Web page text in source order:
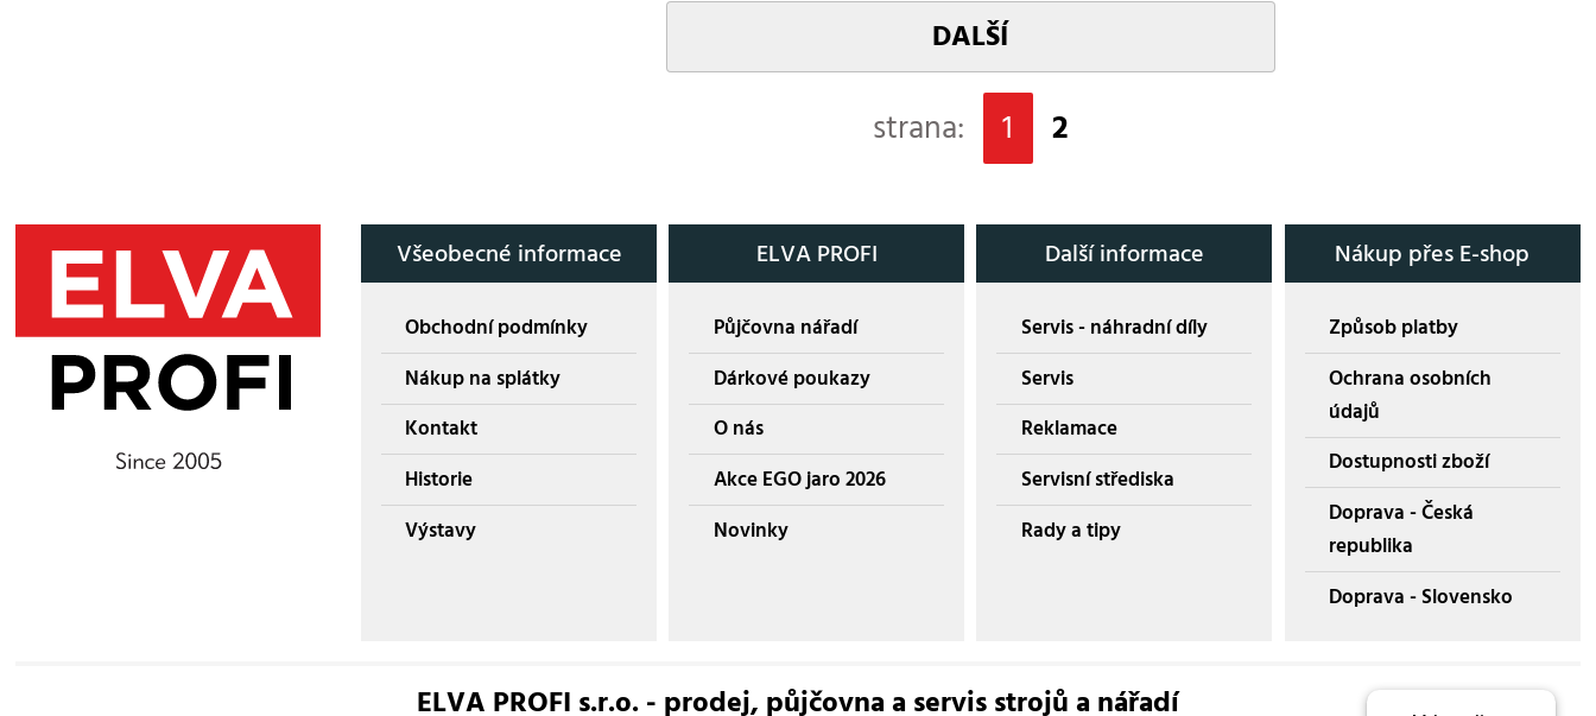
DALŠÍ
strana: 1 2
Všeobecné informace
Obchodní podmínky
Nákup na splátky
Kontakt
Historie
Výstavy
ELVA PROFI
Půjčovna nářadí
Dárkové poukazy
O nás
Akce EGO jaro 2026
Novinky
Další informace
Servis - náhradní díly
Servis
Reklamace
Servisní střediska
Rady a tipy
Nákup přes E-shop
Způsob platby
Ochrana osobních
údajů
Dostupnosti zboží
Doprava - Česká
republika
Doprava - Slovensko
ELVA PROFI s.r.o. - prodej, půjčovna a servis strojů a nářadí